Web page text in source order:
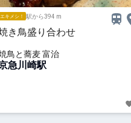
エキメシ！ 駅から394 m
き鳥盛り合わせ
鳥と蕎麦 富治
急川崎駅